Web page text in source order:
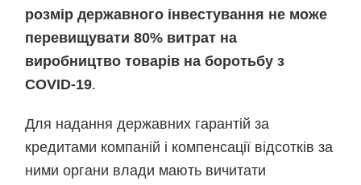
розмір державного інвестування не може
перевищувати 80% витрат на
виробництво товарів на боротьбу з
COVID-19.
Для надання державних гарантій за
кредитами компаній і компенсації відсотків за
ними органи влади мають вичитати